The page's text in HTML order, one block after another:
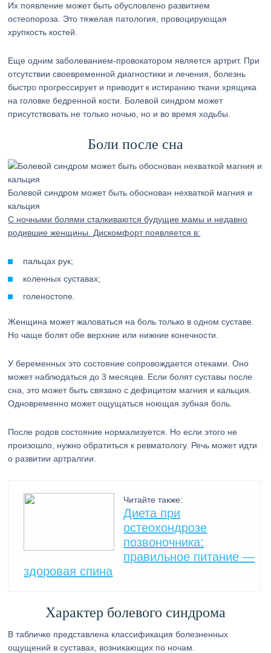
Их появление может быть обусловлено развитием
остеопороза. Это тяжелая патология, провоцирующая
хрупкость костей.
Еще одним заболеванием-провокатором является артрит. При
отсутствии своевременной диагностики и лечения, болезнь
быстро прогрессирует и приводит к истиранию ткани хрящика
на головке бедренной кости. Болевой синдром может
присутствовать не только ночью, но и во время ходьбы.
Боли после сна
Болевой синдром может быть обоснован нехваткой магния и
кальция
С ночными болями сталкиваются будущие мамы и недавно
родившие женщины. Дискомфорт появляется в:
пальцах рук;
коленных суставах;
голеностопе.
Женщина может жаловаться на боль только в одном суставе.
Но чаще болят обе верхние или нижние конечности.
У беременных это состояние сопровождается отеками. Оно
может наблюдаться до 3 месяцев. Если болят суставы после
сна, это может быть связано с дефицитом магния и кальция.
Одновременно может ощущаться ноющая зубная боль.
После родов состояние нормализуется. Но если этого не
произошло, нужно обратиться к ревматологу. Речь может идти
о развитии артралгии.
Читайте также:
Диета при
остеохондрозе
позвоночника:
правильное питание —
здоровая спина
Характер болевого синдрома
В табличке представлена классификация болезненных
ощущений в суставах, возникающих по ночам.